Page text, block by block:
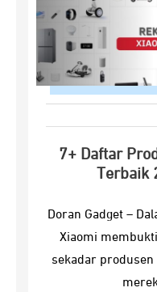
7+ Daftar
Terbaik
Doran Gadget –
Xiaomi
sekadar